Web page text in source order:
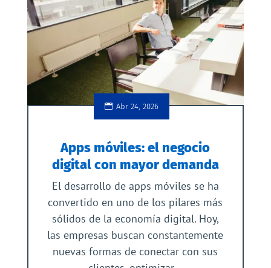
Abr 24, 2026
Apps móviles: el negocio
digital con mayor demanda
El desarrollo de apps móviles se ha
convertido en uno de los pilares más
sólidos de la economía digital. Hoy,
las empresas buscan constantemente
nuevas formas de conectar con sus